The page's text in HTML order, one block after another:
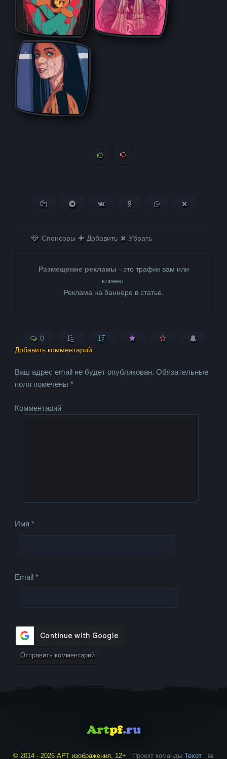
Копировать ссылкуПоделиться в Telegram
Поделиться ВКонтактеПоделиться в
Поделиться в
Спонсоры Добавить Убрать
Размещение рекламы - это трафик вам или
клиент.
Реклама на баннере в статье.
0
Добавить комментарий
Ваш адрес email не будет опубликован. Обязательные
поля помечены*
Комментарий
Имя*
Email*
© 2014 - 2026 АРТ изображения, 12+ Проект команды Техот 𝌴